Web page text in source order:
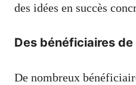
des idées en succès
Des bénéficiaires
De nombreux